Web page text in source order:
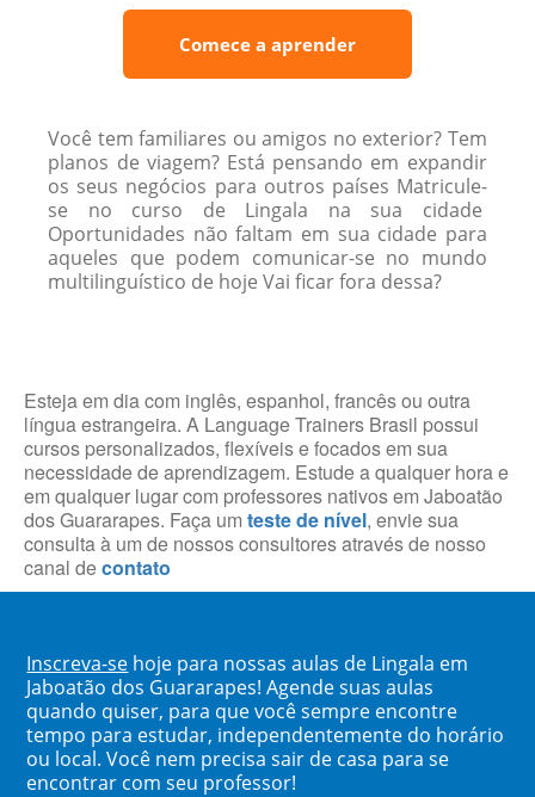
Comece a aprender
Você tem familiares ou amigos no exterior? Tem
planos de viagem? Está pensando em expandir
os seus negócios para outros países Matricule-
se no curso de Lingala na sua cidade
Oportunidades não faltam em sua cidade para
aqueles que podem comunicar-se no mundo
multilinguístico de hoje Vai ficar fora dessa?
Esteja em dia com inglês, espanhol, francês ou outra
língua estrangeira. A Language Trainers Brasil possui
cursos personalizados, flexíveis e focados em sua
necessidade de aprendizagem. Estude a qualquer hora e
em qualquer lugar com professores nativos em Jaboatão
dos Guararapes. Faça um teste de nível, envie sua
consulta à um de nossos consultores através de nosso
canal decontato
Inscreva-se hoje para nossas aulas de Lingala em
Jaboatão dos Guararapes! Agende suas aulas
quando quiser, para que você sempre encontre
tempo para estudar, independentemente do horário
ou local. Você nem precisa sair de casa para se
encontrar com seu professor!